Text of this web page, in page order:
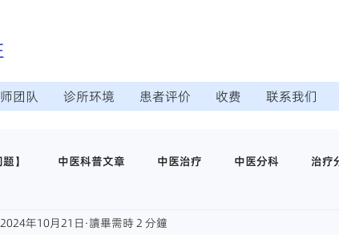
团队 诊所环境 患者评价 收费 联系我们
】 中医科普文章 中医治疗 中医分科 治疗
日常调理保养 中医穴位养生
2024年10月21日 讀畢需時 2 分鐘